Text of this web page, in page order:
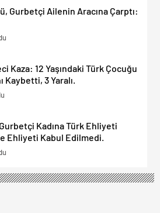
Gurbetçi Ailenin Aracına Çarptı:
Kaza: 12 Yaşındaki Türk Çocuğu
Kaybetti, 3 Yaralı.
Kadına Türk Ehliyeti
Ehliyeti Kabul Edilmedi.